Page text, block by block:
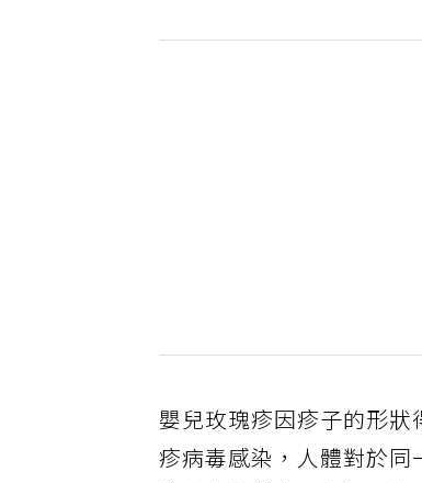
嬰兒玫瑰疹因疹子的形
疹病毒感染，人體對於